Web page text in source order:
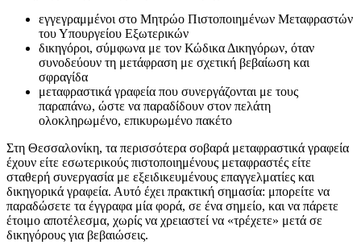
εγγεγραμμένοι στο Μητρώο Πιστοποιημένων Μεταφραστών
του Υπουργείου Εξωτερικών
δικηγόροι, σύμφωνα με τον Κώδικα Δικηγόρων, όταν
συνοδεύουν τη μετάφραση με σχετική βεβαίωση και
σφραγίδα
μεταφραστικά γραφεία που συνεργάζονται με τους
παραπάνω, ώστε να παραδίδουν στον πελάτη
ολοκληρωμένο, επικυρωμένο πακέτο
Στη Θεσσαλονίκη, τα περισσότερα σοβαρά μεταφραστικά γραφεία
έχουν είτε εσωτερικούς πιστοποιημένους μεταφραστές είτε
σταθερή συνεργασία με εξειδικευμένους επαγγελματίες και
δικηγορικά γραφεία. Αυτό έχει πρακτική σημασία: μπορείτε να
παραδώσετε τα έγγραφα μία φορά, σε ένα σημείο, και να πάρετε
έτοιμο αποτέλεσμα, χωρίς να χρειαστεί να «τρέχετε» μετά σε
δικηγόρους για βεβαιώσεις.